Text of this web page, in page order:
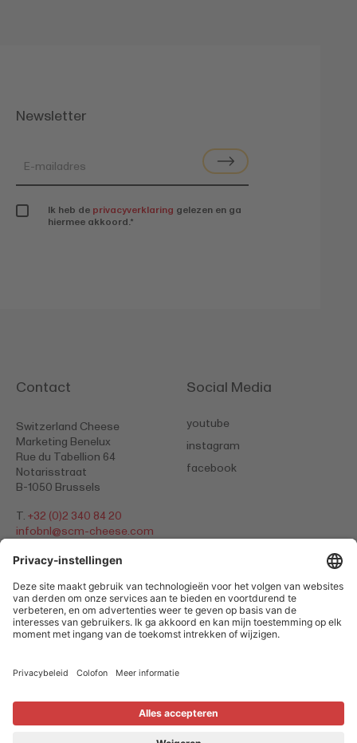
Newsletter
Ik heb de privacyverklaring gelezen en ga
hiermee akkoord.*
Contact
Switzerland Cheese
Marketing Benelux
Rue du Tabellion 64
Notarisstraat
B-1050 Brussels
T. +32 (0)2 340 84 20
​​​​​​​infobnl@scm-cheese.com
Social Media
youtube
instagram
facebook